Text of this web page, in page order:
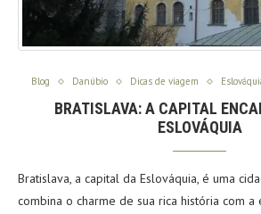
Blog Danúbio Dicas de viagem
BRATISLAVA: A CAPITAL
ESLOVÁQUIA
Bratislava, a capital da Eslováquia, é uma
combina o charme de sua rica história com